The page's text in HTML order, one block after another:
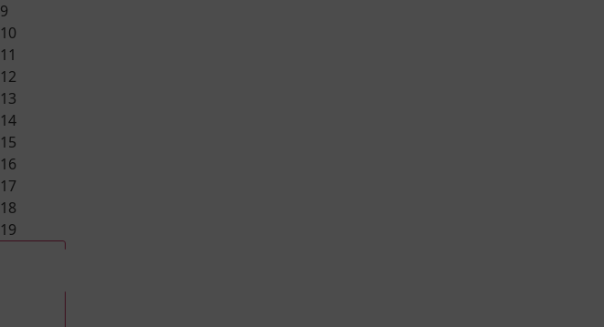
9
10
11
12
13
14
15
16
17
18
19